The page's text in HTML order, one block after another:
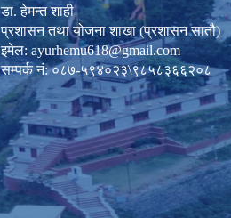
डा. हेमन्त शाही
प्रशासन तथा योजना शाखा (प्रशासन सातौ)
इमेल: ayurhemu618@gmail.com
सम्पर्क नं: ०८७-५९४०२३\९८५८३६६२०८